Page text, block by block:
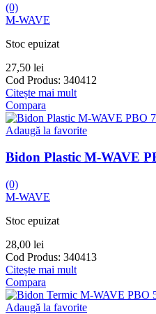
(0)
M-WAVE
Stoc epuizat
27,50 lei
Cod Produs: 340412
Citește mai mult
Compara
Adaugă la favorite
Bidon Plastic M-WAVE
(0)
M-WAVE
Stoc epuizat
28,00 lei
Cod Produs: 340413
Citește mai mult
Compara
Adaugă la favorite